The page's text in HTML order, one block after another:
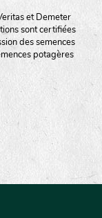
et Demeter
sont certifiées
des semences
potagères